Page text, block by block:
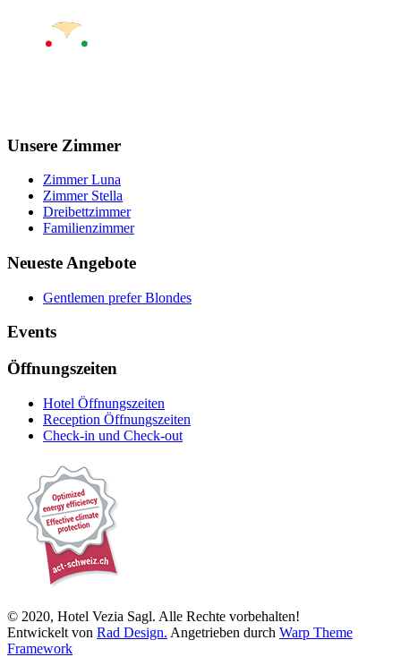
Unsere Zimmer
Zimmer Luna
Zimmer Stella
Dreibettzimmer
Familienzimmer
Neueste Angebote
Gentlemen prefer Blondes
Events
Öffnungszeiten
Hotel Öffnungszeiten
Reception Öffnungszeiten
Check-in und Check-out
© 2020, Hotel Vezia Sagl. Alle Rechte vorbehalten!
Entwickelt von Rad Design. Angetrieben durch Warp Theme
Framework